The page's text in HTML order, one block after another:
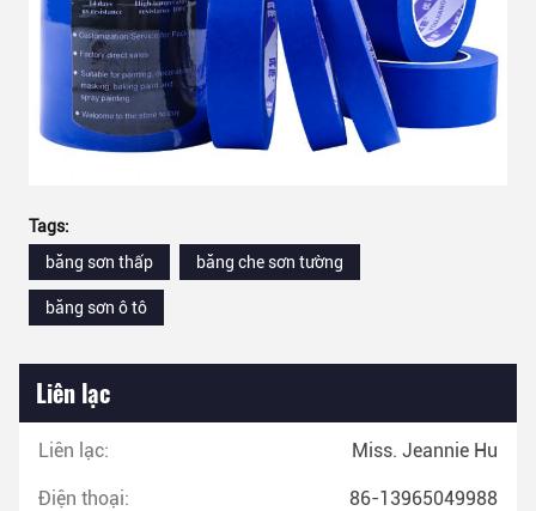
Tags:
băng sơn thấp
băng che sơn tường
băng sơn ô tô
Liên lạc
Liên lạc: Miss. Jeannie Hu
Điện thoại: 86-13965049988